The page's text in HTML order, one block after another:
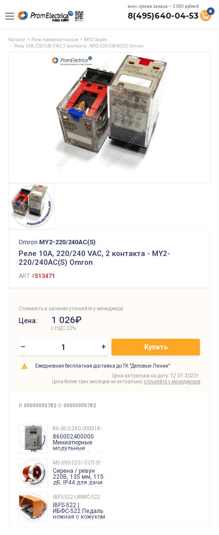
мин. сумма заказа — 2.000 рублей
8(495)640-04-53 0
Каталог Реле промежуточные
MY2 Серия
Реле 10А, 220/240 VAC, 2 контакта - MY2-220/240AC(S) Omron
Omron MY2-220/240AC(S)
Реле 10А, 220/240 VAC, 2 контакта - MY2-
220/240AC(S) Omron
ART #513471
Стоимость и наличие уточняйте у менеджера
Цена: 1 026₽
с НДС 22%
– + Купить
Ежедневная бесплатная доставка до ТК "Деловые Линии"
Цена актуальна на дату: 12.01.2023г.
Цена более трех месяцев не актуальна, уточняйте у менеджеров
И:00000000782 О:00000000782
86.00.0.240.0000 | 860002400000
860002400000
Миниатюрные
модульные
таймеры Finder, 12-
240 Вольт AC/DC
Finder
86.00.0.240.0000
MS-390-220 / ССП-390 220В
Сирена / ревун
220В, 135 мм, 115
дБ, IP44 для дачи
производства 220
Вольт звук ситены
"пожарная
тревога"
IBFS-522 | ИБФС-522
IBFS-522 |
ИБФС-522 Педаль
ножная с кожухом
двойная,